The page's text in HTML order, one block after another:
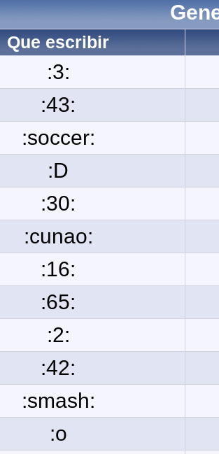
Que escribir
:3:
:43:
:soccer:
:D
:30:
:cunao:
:16:
:65:
:2:
:42:
:smash:
:o